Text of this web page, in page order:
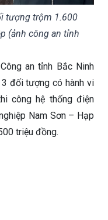
tượng trộm 1.600
(ảnh công an tỉnh
an tỉnh Bắc Ninh
đối tượng có hành vi
công hệ thống điện
Nam Sơn – Hạp
triệu đồng.